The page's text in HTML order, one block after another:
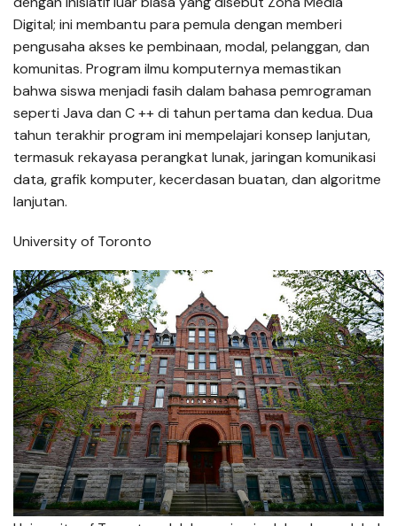
Digital; ini membantu para pemula dengan memberi
pengusaha akses ke pembinaan, modal, pelanggan, dan
komunitas. Program ilmu komputernya memastikan
bahwa siswa menjadi fasih dalam bahasa pemrograman
seperti Java dan C ++ di tahun pertama dan kedua. Dua
tahun terakhir program ini mempelajari konsep lanjutan,
termasuk rekayasa perangkat lunak, jaringan komunikasi
data, grafik komputer, kecerdasan buatan, dan algoritme
lanjutan.
University of Toronto